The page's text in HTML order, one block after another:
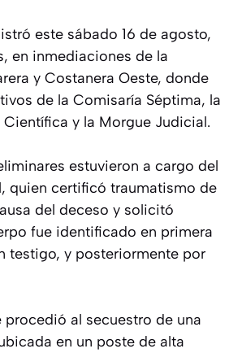
este sábado 16 de agosto,
en inmediaciones de la
y Costanera Oeste, donde
de la Comisaría Séptima, la
y la Morgue Judicial.
estuvieron a cargo del
quien certificó traumatismo de
del deceso y solicitó
fue identificado en primera
testigo, y posteriormente por
procedió al secuestro de una
en un poste de alta